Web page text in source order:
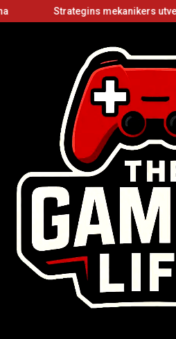
Strategins mekanikers utveckling